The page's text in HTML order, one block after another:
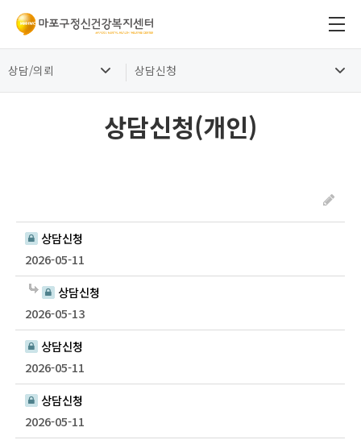
상담/의뢰 상담신청
상담신청(개인)
상담신청
2026-05-11
상담신청
2026-05-13
상담신청
2026-05-11
상담신청
2026-05-11